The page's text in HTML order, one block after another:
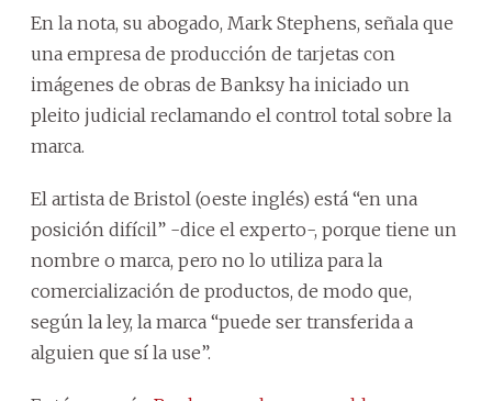
En la nota, su abogado, Mark Stephens, señala que
una empresa de producción de tarjetas con
imágenes de obras de Banksy ha iniciado un
pleito judicial reclamando el control total sobre la
marca.
El artista de Bristol (oeste inglés) está “en una
posición difícil” -dice el experto-, porque tiene un
nombre o marca, pero no lo utiliza para la
comercialización de productos, de modo que,
según la ley, la marca “puede ser transferida a
alguien que sí la use”.